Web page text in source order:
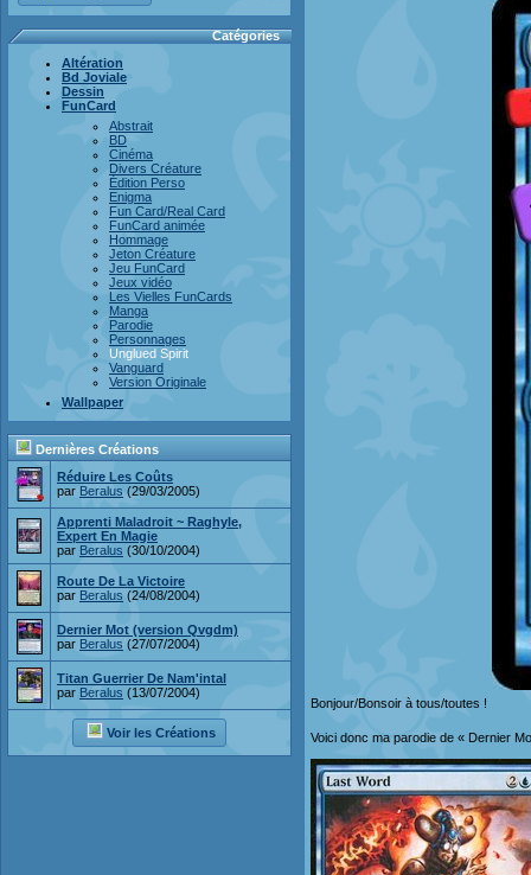
Catégories
Altération
Bd Joviale
Dessin
FunCard
Abstrait
BD
Cinéma
Divers Créature
Édition Perso
Enigma
Fun Card/Real Card
FunCard animée
Hommage
Jeton Créature
Jeu FunCard
Jeux vidéo
Les Vielles FunCards
Manga
Parodie
Personnages
Unglued Spirit
Vanguard
Version Originale
Wallpaper
Dernières Créations
Réduire Les Coûts
par Beralus (29/03/2005)
Apprenti Maladroit ~ Raghyle,
Expert En Magie
par Beralus (30/10/2004)
Route De La Victoire
par Beralus (24/08/2004)
Dernier Mot (version Qvgdm)
par Beralus (27/07/2004)
Titan Guerrier De Nam'intal
par Beralus (13/07/2004)
Voir les Créations
Bonjour/Bonsoir à tous/toutes !
Voici donc ma parodie de « Dernier